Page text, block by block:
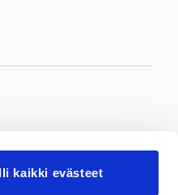
kaikki evästeet